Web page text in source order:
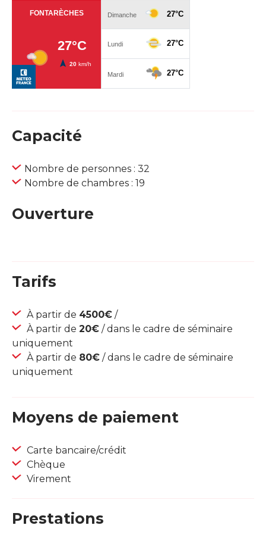
Capacité
Nombre de personnes : 32
Nombre de chambres : 19
Ouverture
Tarifs
À partir de 4500€ /
À partir de 20€ / dans le cadre de séminaire
uniquement
À partir de 80€ / dans le cadre de séminaire
uniquement
Moyens de paiement
Carte bancaire/crédit
Chèque
Virement
Prestations